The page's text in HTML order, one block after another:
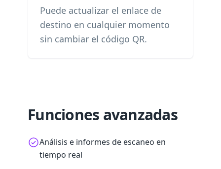
Puede actualizar el enlace de
destino en cualquier momento
sin cambiar el código QR.
Funciones avanzadas
Análisis e informes de escaneo en
tiempo real